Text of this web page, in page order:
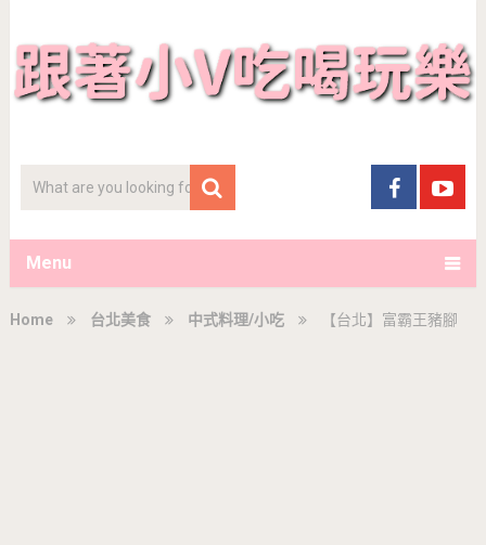
Menu
Home 台北美食 中式料理/小吃 【台北】富霸王豬腳